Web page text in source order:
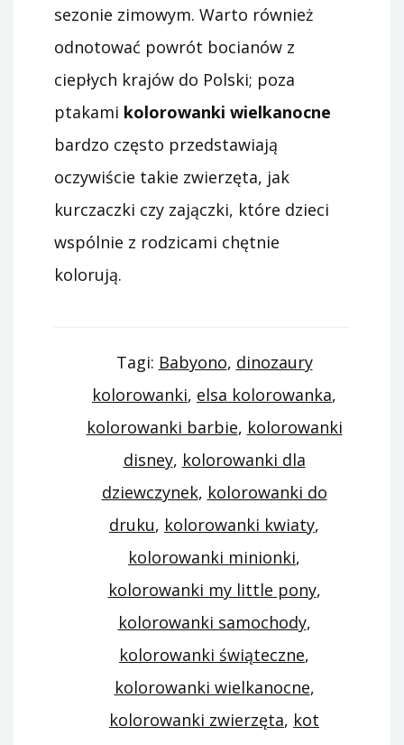
sezonie zimowym. Warto również
odnotować powrót bocianów z
ciepłych krajów do Polski; poza
ptakami kolorowanki wielkanocne
bardzo często przedstawiają
oczywiście takie zwierzęta, jak
kurczaczki czy zajączki, które dzieci
wspólnie z rodzicami chętnie
kolorują.
Tagi: Babyono, dinozaury
kolorowanki, elsa kolorowanka,
kolorowanki barbie, kolorowanki
disney, kolorowanki dla
dziewczynek, kolorowanki do
druku, kolorowanki kwiaty,
kolorowanki minionki,
kolorowanki my little pony,
kolorowanki samochody,
kolorowanki świąteczne,
kolorowanki wielkanocne,
kolorowanki zwierzęta, kot